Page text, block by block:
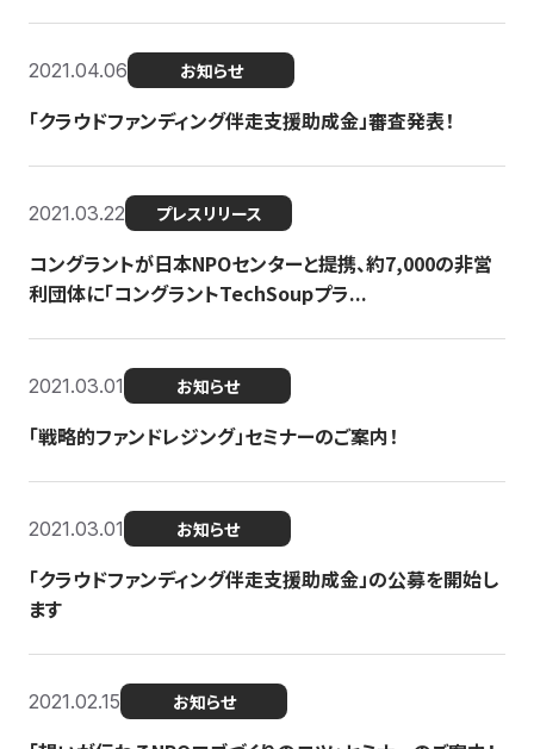
2021.04.06 お知らせ
「クラウドファンディング伴走支援助成金」審査発表！
2021.03.22 プレスリリース
コングラントが日本NPOセンターと提携、約7,000の非営
利団体に「コングラントTechSoupプラ...
2021.03.01 お知らせ
「戦略的ファンドレジング」セミナーのご案内！
2021.03.01 お知らせ
「クラウドファンディング伴走支援助成金」の公募を開始し
ます
2021.02.15 お知らせ